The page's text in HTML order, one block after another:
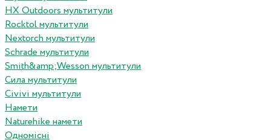
HX Outdoors мультитули
Rocktol мультитули
Nextorch мультитули
Schrade мультитули
Smith&amp;Wesson мультитули
Сила мультитули
Civivi мультитули
Намети
Naturehike намети
Одномісні